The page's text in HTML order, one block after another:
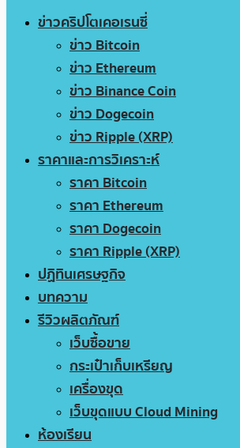
ข่าวคริปโตเคอเรนซี่
ข่าว Bitcoin
ข่าว Ethereum
ข่าว Binance Coin
ข่าว Dogecoin
ข่าว Ripple (XRP)
ราคาและการวิเคราะห์
ราคา Bitcoin
ราคา Ethereum
ราคา Dogecoin
ราคา Ripple (XRP)
ปฏิทินเศรษฐกิจ
บทความ
รีวิวผลิตภัณฑ์
เว็บซื้อขาย
กระเป๋าเก็บเหรียญ
เครื่องขุด
เว็บขุดแบบ Cloud Mining
ห้องเรียน